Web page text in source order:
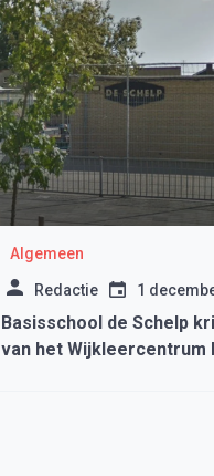
Algemeen
Redactie 1
Basisschool de Schelp
van het Wijkleercentrum